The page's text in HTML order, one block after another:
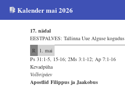
Kalender mai 2026
17. nädal
EESTPALVES: Tallinna Uue Alguse kogudus
R
1. mai
Ps 31:1-5, 15-16; 2Ms 3:1-12; Ap 7:1-16
Kevadpüha
Volbripäev
Apostlid Filippus ja Jaakobus